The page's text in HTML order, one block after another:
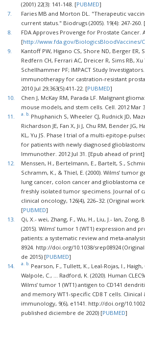
(2001) 22(3): 141-148. [PUBMED]
7.
Faries MB and Morton DL. "Therapeutic
current status." Biodrugs (2005). 19(4): 247-260. [
8.
FDA Approves Provenge for Prostate Cancer.
[http://www.fda.gov/BiologicsBloodVaccines/
9.
Kantoff PW, Higano CS, Shore ND, Berger ER,
Redfern CH, Ferrari AC, Dreicer R, Sims RB,
Schellhammer PF; IMPACT Study
immunotherapy for castration-resistant
2010 Jul 29;363(5):411-22. [PUBMED]
10.
Chen J, McKay RM, Parada LF. Malignant
mouse models, and stem cells. Cell. 2012 Mar
11.
a. b. Phuphanich S, Wheeler CJ, Rudnick JD,
Richardson JE, Fan X, Ji J, Chu RM, Bender JG,
KL, Yu JS. Phase I trial of a multi-epitope-
for patients with newly diagnosed
Immunother. 2012 Jul 31. [Epub ahead of
12.
Menssen, H., Bertelmann, E., Bartelt, S.,
Schramm, K., & Thiel, E. (2000). Wilms’ tumor
lung cancer, colon cancer and glioblastoma
freshly isolated tumor specimens. Journal of
clinical oncology, 126(4), 226–32. (Original
[PUBMED]
13.
Qi, X.- wei, Zhang, F., Wu, H., Liu, J.- lan, Zong,
(2015). Wilms’ tumor 1 (WT1) expression and
patients: a systematic review and meta-
8924. http://doi.org/10.1038/srep08924
de 2015) [PUBMED]
14.
a. b. Pearson, F., Tullett, K., Leal-Rojas, I.,
Walpole, C., … Radford, K. (2020). Human
Wilms’ tumor 1 (WT1) antigen to CD141
and memory WT1-specific CD8 T cells.
immunology, 9(6), e1141. http://doi.org/
published diciembre de 2020) [PUBMED]